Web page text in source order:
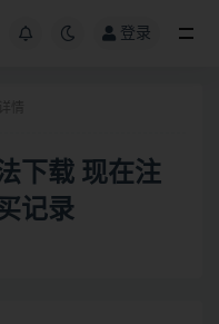
登录
下载 现在注
记录